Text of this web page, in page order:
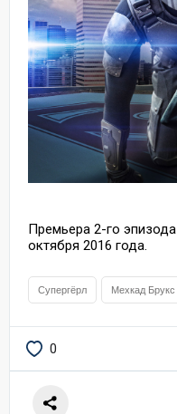
Премьера 2-го эпизода
октября 2016 года.
Супергёрл Мехкад Брукс
0